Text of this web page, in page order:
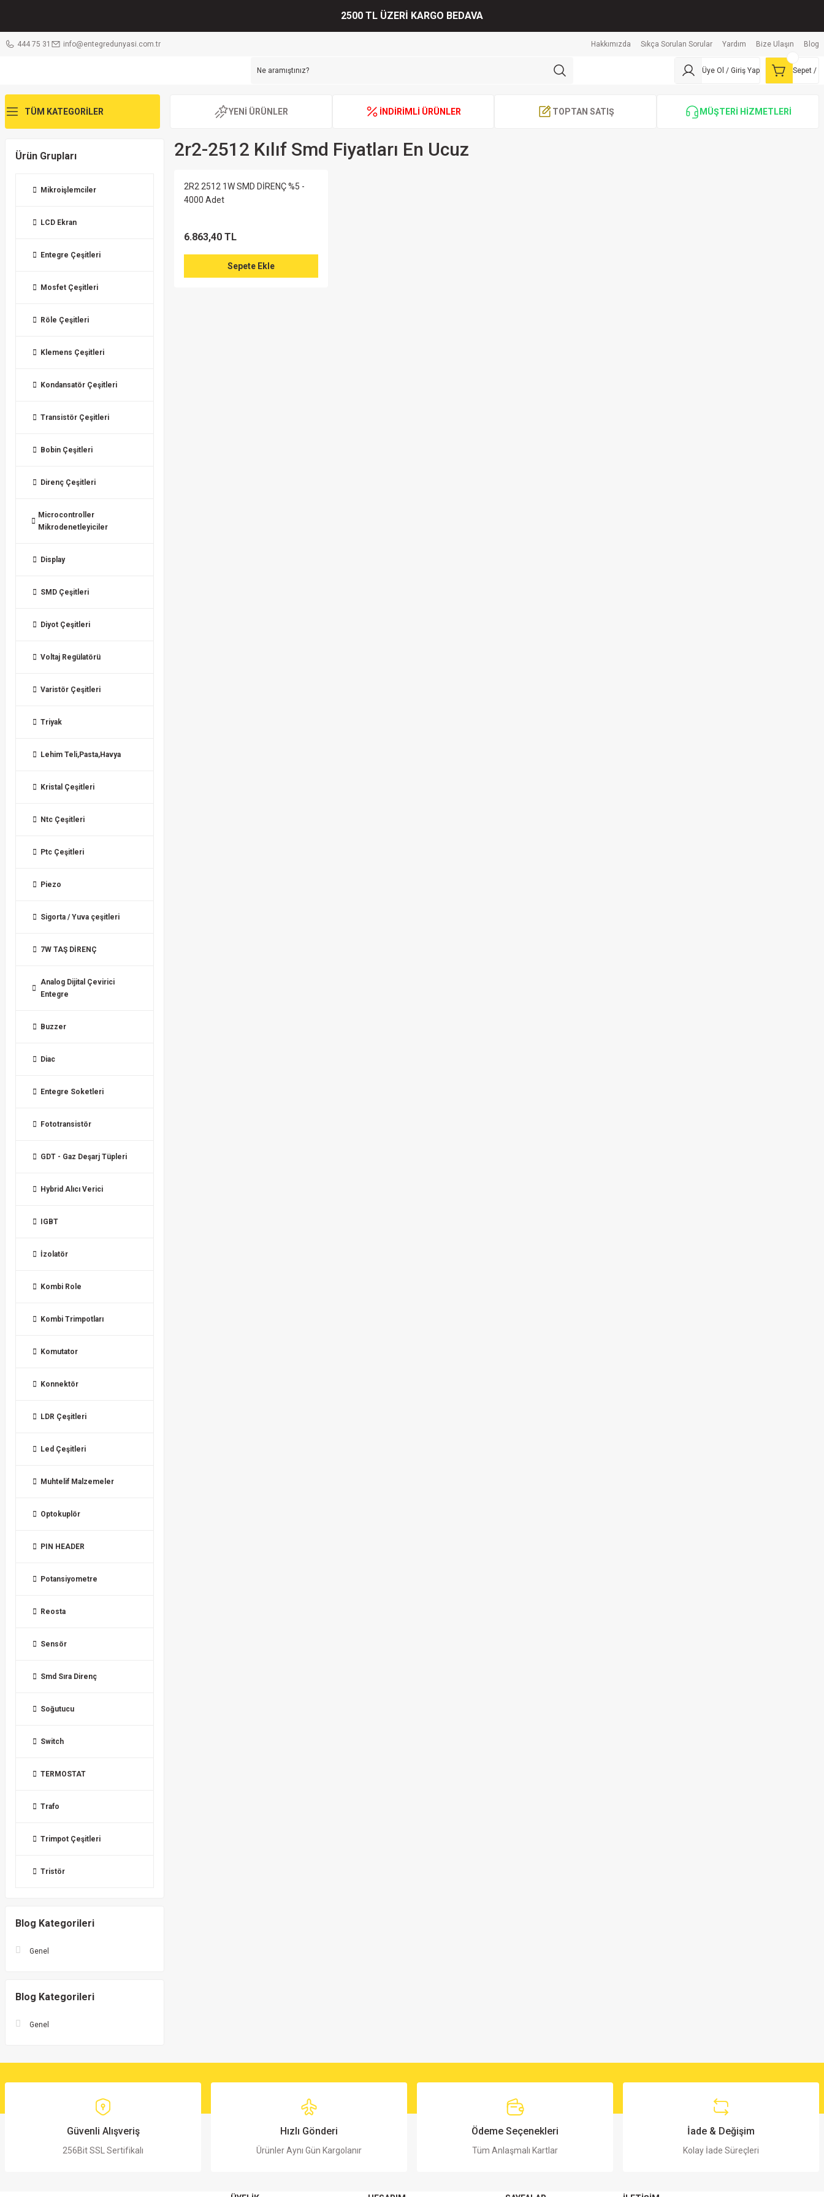
2500 TL ÜZERİ KARGO BEDAVA
444 75 31 info@entegredunyasi.com.tr Hakkımızda Sıkça Sorulan Sorular Yardım Bize Ulaşın Blog
Üye Ol / Giriş Yap Sepet /
TÜM KATEGORİLER YENİ ÜRÜNLER İNDİRİMLİ ÜRÜNLER TOPTAN SATIŞ MÜŞTERİ HİZMETLERİ
Ürün Grupları
Mikroişlemciler
LCD Ekran
Entegre Çeşitleri
Mosfet Çeşitleri
Röle Çeşitleri
Klemens Çeşitleri
Kondansatör Çeşitleri
Transistör Çeşitleri
Bobin Çeşitleri
Direnç Çeşitleri
Microcontroller
Mikrodenetleyiciler
Display
SMD Çeşitleri
Diyot Çeşitleri
Voltaj Regülatörü
Varistör Çeşitleri
Triyak
Lehim Teli,Pasta,Havya
Kristal Çeşitleri
Ntc Çeşitleri
Ptc Çeşitleri
Piezo
Sigorta / Yuva çeşitleri
7W TAŞ DİRENÇ
Analog Dijital Çevirici
Entegre
Buzzer
Diac
Entegre Soketleri
Fototransistör
GDT - Gaz Deşarj Tüpleri
Hybrid Alıcı Verici
IGBT
İzolatör
Kombi Role
Kombi Trimpotları
Komutator
Konnektör
LDR Çeşitleri
Led Çeşitleri
Muhtelif Malzemeler
Optokuplör
PIN HEADER
Potansiyometre
Reosta
Sensör
Smd Sıra Direnç
Soğutucu
Switch
TERMOSTAT
Trafo
Trimpot Çeşitleri
Tristör
Blog Kategorileri
Genel
Blog Kategorileri
Genel
2r2-2512 Kılıf Smd Fiyatları En Ucuz
2R2 2512 1W SMD DİRENÇ %5 -
4000 Adet
6.863,40 TL
Sepete Ekle
Güvenli Alışveriş
256Bit SSL Sertifikalı
Hızlı Gönderi
Ürünler Aynı Gün Kargolanır
Ödeme Seçenekleri
Tüm Anlaşmalı Kartlar
İade & Değişim
Kolay İade Süreçleri